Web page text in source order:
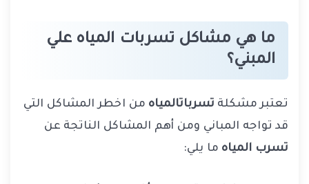
ما هي مشاكل تسربات المياه علي
المبني؟
تعتبر مشكلة تسرباتالمياه من اخطر المشاكل التي
قد تواجه المباني ومن أهم المشاكل الناتجة عن
تسرب المياه ما يلي: